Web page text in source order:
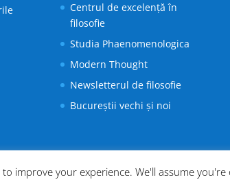
Centrul de excelență în
filosofie
Studia Phaenomenologica
Modern Thought
Newsletterul de filosofie
Bucureștii vechi și noi
sprijinulWordPress
to improve your experience. We'll assume